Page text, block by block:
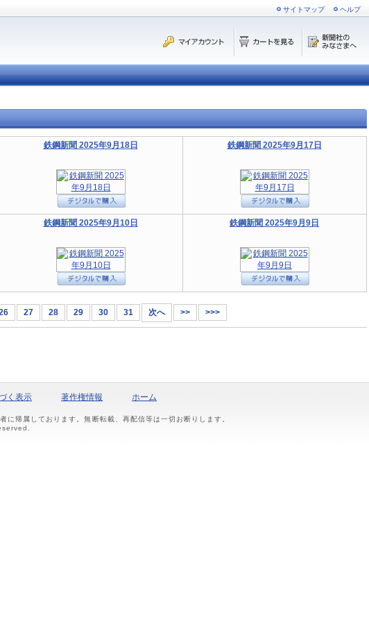
サイトマップ ヘルプ
鉄鋼新聞 2025年9月18日 鉄鋼新聞 2025年9月17日
鉄鋼新聞 2025年9月10日 鉄鋼新聞 2025年9月9日
27 28 29 30 31 次へ >> >>>
く表示 著作権情報 ホーム
帰属しております。無断転載、再配信等は一切お断りします。